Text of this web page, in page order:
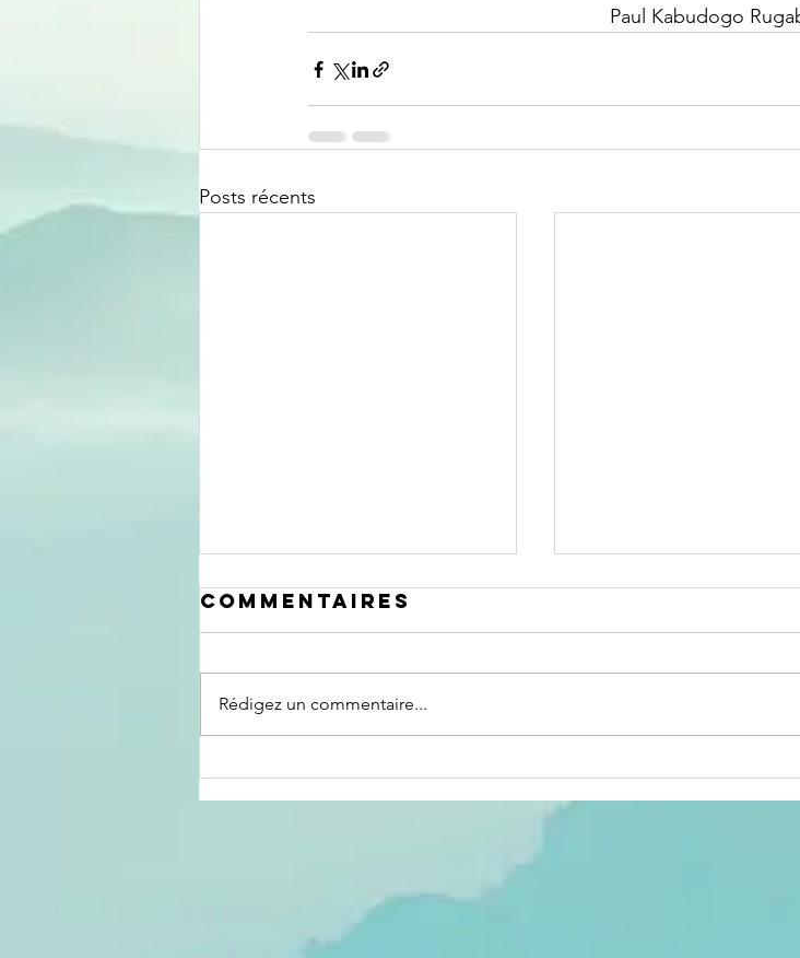
Paul Kabudogo
Posts récents
Le crépuscule
d'un pouvoir :
précède la
défaite
Le «
» en
Commentaires
Rédigez un commentaire...